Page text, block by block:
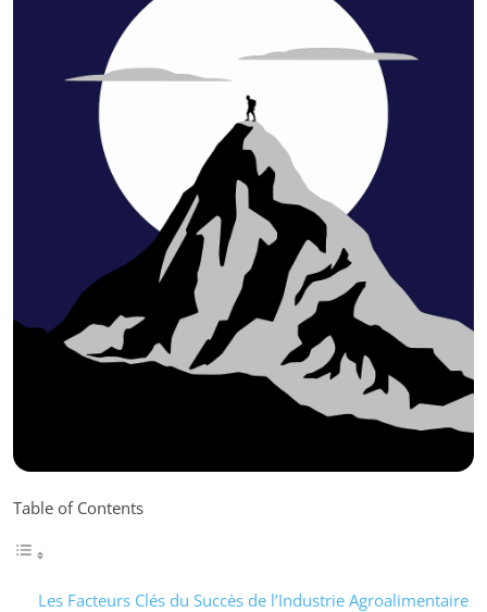
Table of Contents
Les Facteurs Clés du Succès de l’Industrie Agroalimentaire